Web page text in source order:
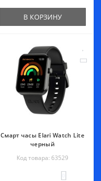
В КОРЗИНУ
Смарт часы Elari Watch Lite
черный
Код товара: 63529